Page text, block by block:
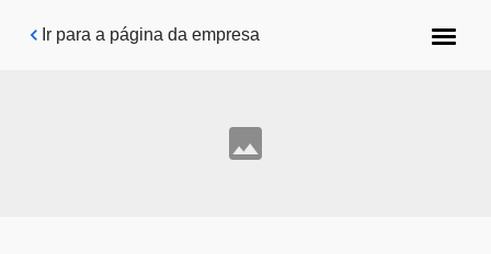
Pular para o conteúdo principal
Ir para a página da empresa